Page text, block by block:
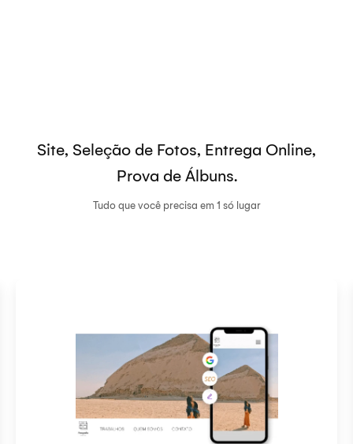
Site, Seleção de Fotos, Entrega Online,
Prova de Álbuns.
Tudo que você precisa em 1 só lugar